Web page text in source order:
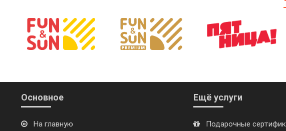
Основное
На главную
Ещё услуги
Подарочные